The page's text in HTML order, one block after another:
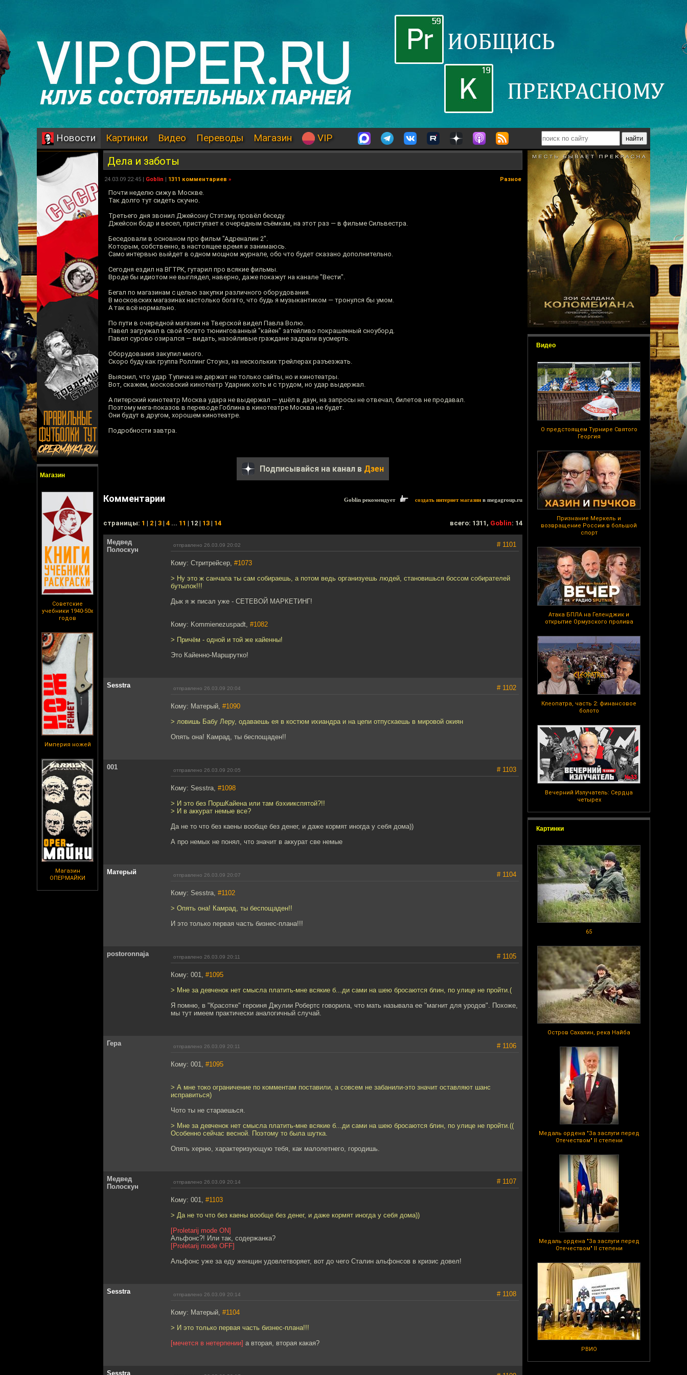
Новости Картинки Видео Переводы Магазин VIP
Магазин
Советские
учебники 1940-50х
годов
Империя ножей
Магазин
ОПЕРМАЙКИ
Видео
О предстоящем Турнире Святого
Георгия
Признание Меркель и
возвращение России в большой
спорт
Атака БПЛА на Геленджик и
открытие Ормузского пролива
Клеопатра, часть 2: финансовое
болото
Вечерний Излучатель: Сердца
четырех
Картинки
65
Остров Сахалин, река Найба
Медаль ордена "За заслуги перед
Отечеством" II степени
Медаль ордена "За заслуги перед
Отечеством" II степени
РВИО
Дела и заботы
24.03.09 22:45 | Goblin | 1311 комментариев » Разное
Почти неделю сижу в Москве.
Так долго тут сидеть скучно.
Третьего дня звонил Джейсону Стэтэму, провёл беседу.
Джейсон бодр и весел, приступает к очередным съёмкам, на этот раз — в фильме Сильвестра.
Беседовали в основном про фильм "Адреналин 2".
Которым, собственно, в настоящее время и занимаюсь.
Само интервью выйдет в одном мощном журнале, обо что будет сказано дополнительно.
Сегодня ездил на ВГТРК, гутарил про всякие фильмы.
Вроде бы идиотом не выглядел, наверно, даже покажут на канале "Вести".
Бегал по магазинам с целью закупки различного оборудования.
В московских магазинах настолько богато, что будь я музыкантиком — тронулся бы умом.
А так всё нормально.
По пути в очередной магазин на Тверской видел Павла Волю.
Павел загружал в свой богато тюнингованный "кайен" затейливо покрашенный сноуборд.
Павел сурово озирался — видать, назойливые граждане задрали вусмерть.
Оборудования закупил много.
Скоро буду как группа Роллинг Стоунз, на нескольких трейлерах разъезжать.
Выяснил, что удар Тупичка не держат не только сайты, но и кинотеатры.
Вот, скажем, московский кинотеатр Ударник хоть и с трудом, но удар выдержал.
А питерский кинотеатр Москва удара не выдержал — ушёл в даун, на запросы не отвечал, билетов не продавал.
Поэтому мега-показов в переводе Гоблина в кинотеатре Москва не будет.
Они будут в другом, хорошем кинотеатре.
Подробности завтра.
Подписывайся на канал в Дзен
Комментарии Goblin рекомендует создать интернет магазин в megagroup.ru
cтраницы: 1 | 2 | 3 | 4 ... 11 | 12 | 13 | 14 всего: 1311, Goblin: 14
Медвед
Полоскун
отправлено 26.03.09 20:02 # 1101
Кому: Стритрейсер, #1073
> Ну это ж санчала ты сам собираешь, а потом ведь организуешь людей, становишься боссом собирателей
бутылок!!!
Дык я ж писал уже - СЕТЕВОЙ МАРКЕТИНГ!
Кому: Kommienezuspadt, #1082
> Причём - одной и той же кайенны!
Это Кайенно-Маршрутко!
Sesstra отправлено 26.03.09 20:04 # 1102
Кому: Матерый, #1090
> ловишь Бабу Леру, одаваешь ея в костюм ихиандра и на цепи отпускаешь в мировой окиян
Опять она! Камрад, ты беспощаден!!
001 отправлено 26.03.09 20:05 # 1103
Кому: Sesstra, #1098
> И это без ПоршКайена или там бэхиикспятой?!!
> И в аккурат немые все?
Да не то что без каены вообще без денег, и даже кормят иногда у себя дома))
А про немых не понял, что значит в аккурат све немые
Матерый отправлено 26.03.09 20:07 # 1104
Кому: Sesstra, #1102
> Опять она! Камрад, ты беспощаден!!
И это только первая часть бизнес-плана!!!
postoronnaja отправлено 26.03.09 20:11 # 1105
Кому: 001, #1095
> Мне за девченок нет смысла платить-мне всякие б...ди сами на шею бросаются блин, по улице не пройти.(
Я помню, в "Красотке" героиня Джулии Робертс говорила, что мать называла ее "магнит для уродов". Похоже,
мы тут имеем практически аналогичный случай.
Гера отправлено 26.03.09 20:11 # 1106
Кому: 001, #1095
> А мне токо ограничение по комментам поставили, а совсем не забанили-это значит оставляют шанс
исправиться)
Чото ты не стараешься.
> Мне за девченок нет смысла платить-мне всякие б...ди сами на шею бросаются блин, по улице не пройти.((
Особенно сейчас весной. Поэтому то была шутка.
Опять херню, характеризующую тебя, как малолетнего, городишь.
Медвед
Полоскун
отправлено 26.03.09 20:14 # 1107
Кому: 001, #1103
> Да не то что без каены вообще без денег, и даже кормят иногда у себя дома))
[Proletarij mode ON]
Альфонс?! Или так, содержанка?
[Proletarij mode OFF]
Альфонс уже за еду женщин удовлетворяет, вот до чего Сталин альфонсов в кризис довел!
Sesstra отправлено 26.03.09 20:14 # 1108
Кому: Матерый, #1104
> И это только первая часть бизнес-плана!!!
[мечется в нетерпении] а вторая, вторая какая?
Sesstra